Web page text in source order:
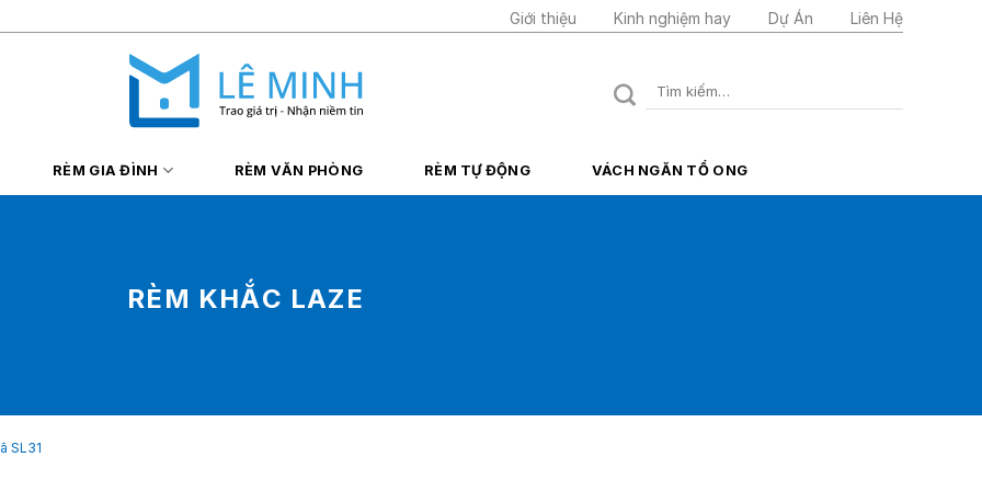
Giới thiệu Kinh nghiệm hay Dự Án Liên Hệ
Tìm
RÈM GIA ĐÌNH RÈM VĂN PHÒNG RÈM TỰ ĐỘNG VÁCH NGĂN TỔ ONG
RÈM KHẮC LAZE
SL31